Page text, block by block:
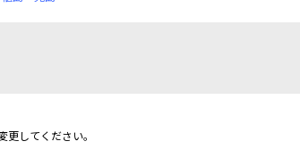
してください。